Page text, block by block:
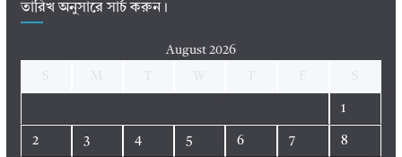
তারিখ অনুসারে সার্চ করুন।
August 2026
1
2 3 4 5 6 7 8